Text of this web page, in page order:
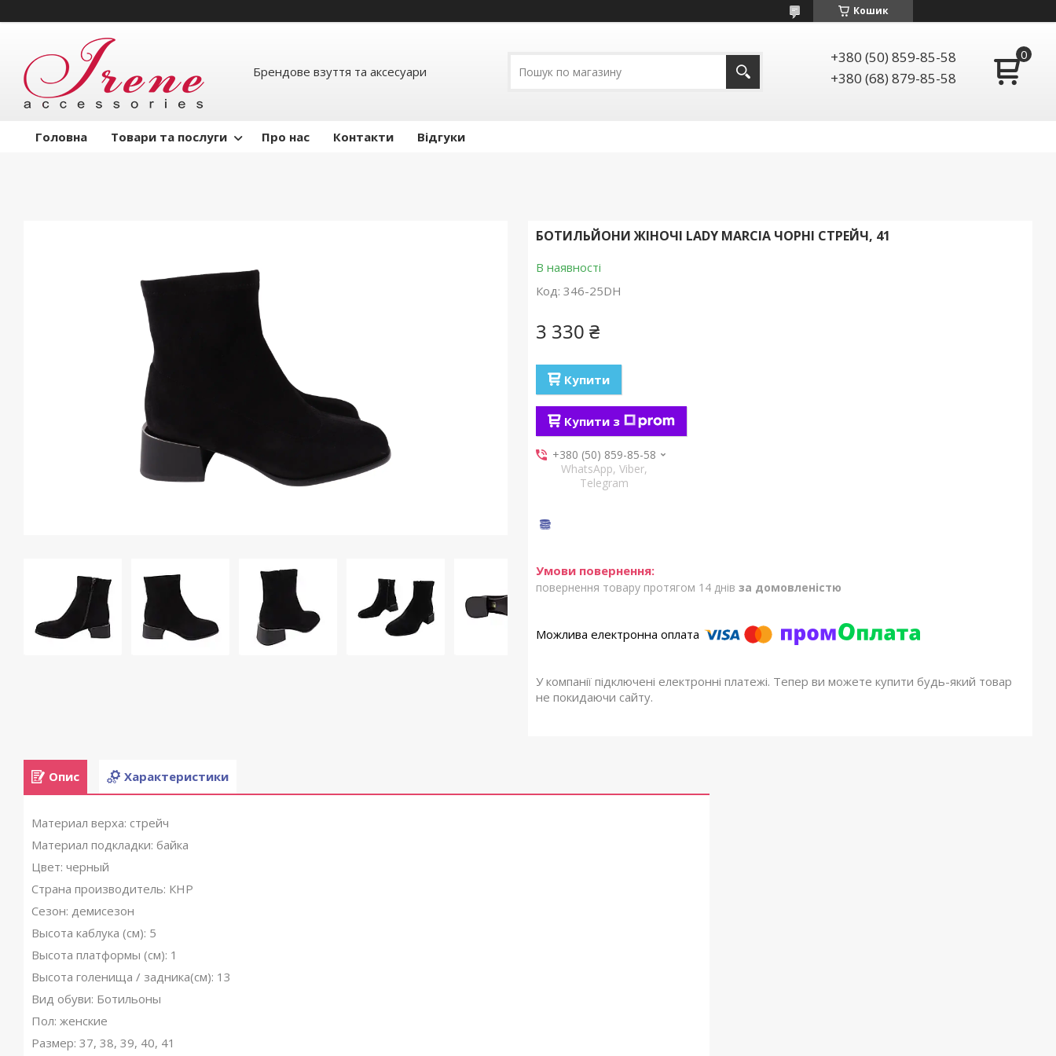
Кошик
Брендове взуття та аксесуари
+380 (50) 859-85-58
+380 (68) 879-85-58
Головна Товари та послуги Про нас Контакти Відгуки
БОТИЛЬЙОНИ ЖІНОЧІ LADY MARCIA ЧОРНІ СТРЕЙЧ, 41
В наявності
Код: 346-25DH
3 330 ₴
Купити
Купити з
+380 (50) 859-85-58
WhatsApp, Viber,
Telegram
повернення товару протягом 14 днів за домовленістю
У компанії підключені електронні платежі. Тепер ви можете купити будь-який товар
не покидаючи сайту.
Опис Характеристики
Материал верха: стрейч
Материал подкладки: байка
Цвет: черный
Страна производитель: КНР
Сезон: демисезон
Высота каблука (см): 5
Высота платформы (см): 1
Высота голенища / задника(см): 13
Вид обуви: Ботильоны
Пол: женские
Размер: 37, 38, 39, 40, 41